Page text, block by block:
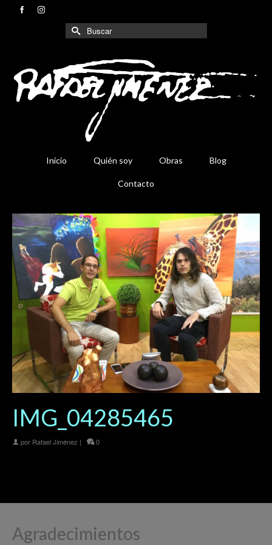
Buscar
por:
Inicio Quién soy Obras Blog
Contacto
IMG_04285465
por Rafael Jiménez | 0
Agradecimientos